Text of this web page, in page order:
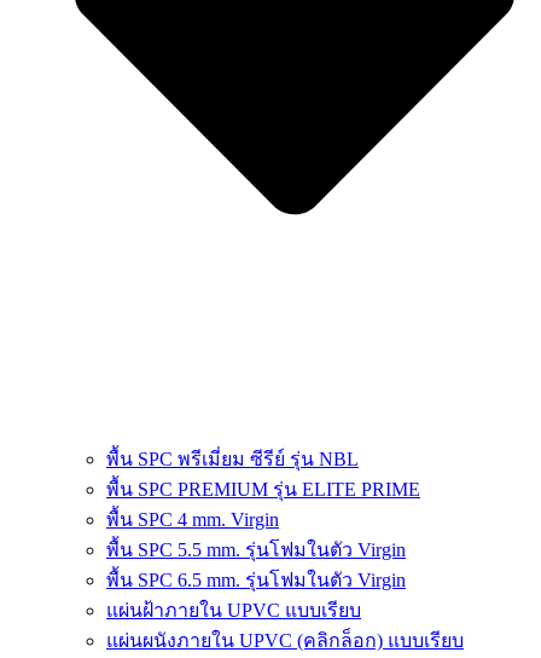
พื้น SPC พรีเมี่ยม ซีรีย์ รุ่น NBL
พื้น SPC PREMIUM รุ่น ELITE PRIME
พื้น SPC 4 mm. Virgin
พื้น SPC 5.5 mm. รุ่นโฟมในตัว Virgin
พื้น SPC 6.5 mm. รุ่นโฟมในตัว Virgin
แผ่นฝ้าภายใน UPVC แบบเรียบ
แผ่นผนังภายใน UPVC (คลิกล็อก) แบบเรียบ